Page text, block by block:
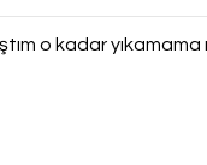
o kadar